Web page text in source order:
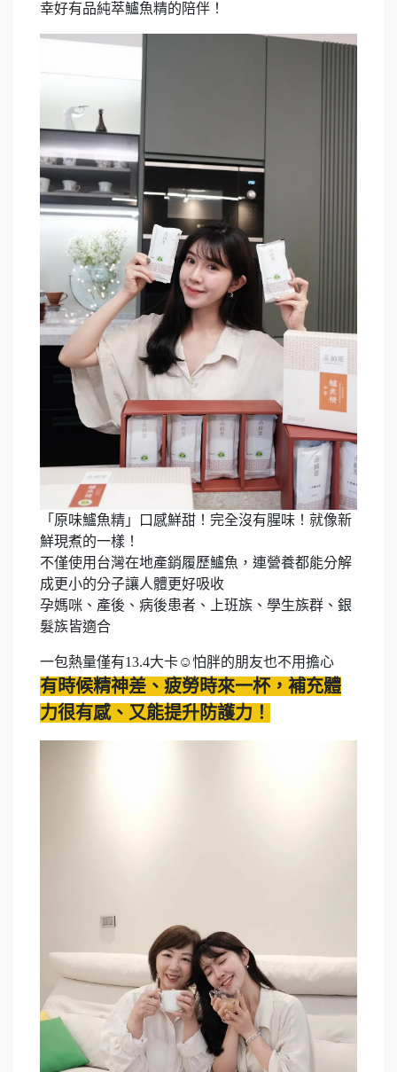
幸好有品純萃鱸魚精的陪伴！
「原味鱸魚精」口感鮮甜！完全沒有腥味！就像新
鮮現煮的一樣！
不僅使用台灣在地產銷履歷鱸魚，連營養都能分解
成更小的分子讓人體更好吸收
孕媽咪、產後、病後患者、上班族、學生族群、銀
髮族皆適合
一包熱量僅有13.4大卡☺️怕胖的朋友也不用擔心
有時候精神差、疲勞時來一杯，補充體
力很有感、又能提升防護力！